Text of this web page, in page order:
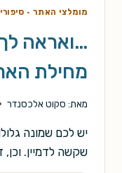
מומלצי האתר·
…ואראה
מחילת
מאת: סקוט אלכסנדר
יש לכם שמונה
שקשה לדמיין.